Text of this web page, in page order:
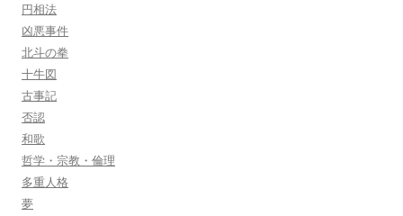
円相法
凶悪事件
北斗の拳
十牛図
古事記
否認
和歌
哲学・宗教・倫理
多重人格
夢